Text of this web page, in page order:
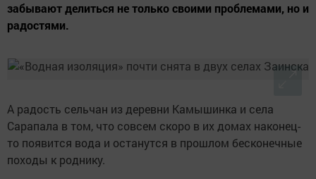
забывают делиться не только своими проблемами, но и
радостями.
А радость сельчан из деревни Камышинка и села
Сарапала в том, что совсем скоро в их домах наконец-
то появится вода и останутся в прошлом бесконечные
походы к роднику.